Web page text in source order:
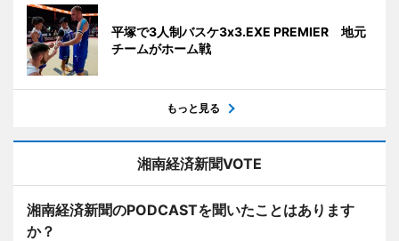
平塚で3人制バスケ3x3.EXE PREMIER 地元
チームがホーム戦
もっと見る
湘南経済新聞VOTE
湘南経済新聞のPODCASTを聞いたことはあります
か？